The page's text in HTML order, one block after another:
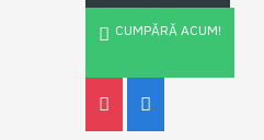
CUMPĂRĂ ACUM!